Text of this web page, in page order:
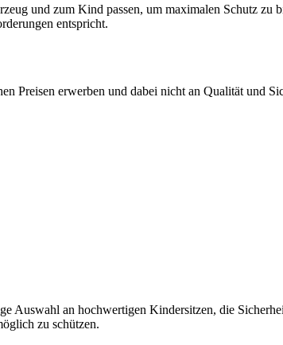
und zum Kind passen, um maximalen Schutz
entspricht.
erwerben und dabei nicht an Qualität und
Auswahl an hochwertigen Kindersitzen, die
zu schützen.